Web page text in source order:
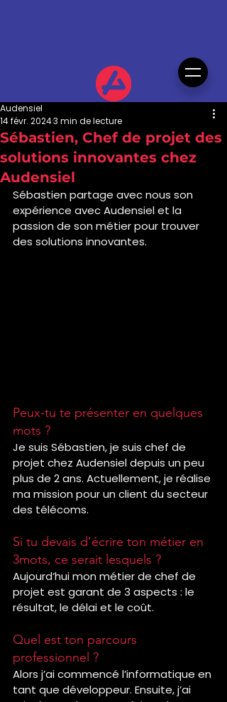
Sébastien, Chef de projet des
solutions innovantes chez
Audensiel
Audensiel
14 févr. 20243 min de lecture
Sébastien partage avec nous son
expérience avec Audensiel et la
passion de son métier pour trouver
des solutions innovantes.
Peux-tu te présenter en quelques
mots ?
Je suis Sébastien, je suis chef de
projet chez Audensiel depuis un peu
plus de 2 ans. Actuellement, je réalise
ma mission pour un client du secteur
des télécoms.
Si tu devais d’écrire ton métier en
3mots, ce serait lesquels ?
Aujourd’hui mon métier de chef de
projet est garant de 3 aspects : le
résultat, le délai et le coût.
Quel est ton parcours
professionnel ?
Alors j’ai commencé l’informatique en
tant que développeur. Ensuite, j’ai